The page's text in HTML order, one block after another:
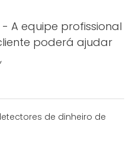
- A equipe profissional
poderá ajudar